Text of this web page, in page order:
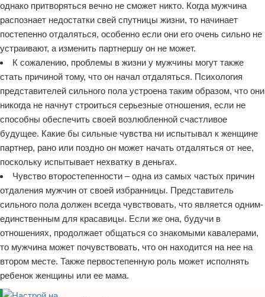
однако притворяться вечно не сможет никто. Когда мужчина
распознает недостатки свей спутницы жизни, то начинает
постепенно отдаляться, особенно если они его очень сильно не
устраивают, а изменить партнершу он не может.
К сожалению, проблемы в жизни у мужчины могут также
стать причиной тому, что он начал отдаляться. Психология
представителей сильного пола устроена таким образом, что они
никогда не начнут строиться серьезные отношения, если не
способны обеспечить своей возлюбленной счастливое
будущее. Какие бы сильные чувства ни испытывал к женщине
партнер, рано или поздно он может начать отдаляться от нее,
поскольку испытывает нехватку в деньгах.
Чувство второстепенности – одна из самых частых причин
отдаления мужчин от своей избранницы. Представитель
сильного пола должен всегда чувствовать, что является одним-
единственным для красавицы. Если же она, будучи в
отношениях, продолжает общаться со знакомыми кавалерами,
то мужчина может почувствовать, что он находится на нее на
втором месте. Также первостепенную роль может исполнять
ребенок женщины или ее мама.